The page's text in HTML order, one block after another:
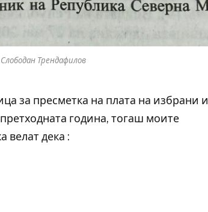
Трендафилов
за пресметка на плата на избрани и
година, тогаш моите
велат дека :